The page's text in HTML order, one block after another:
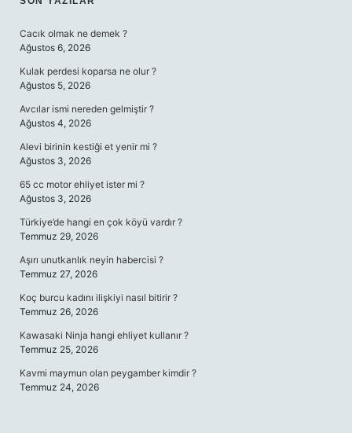
SIDEBAR
Cacık olmak ne demek ?
Ağustos 6, 2026
Kulak perdesi koparsa ne olur ?
Ağustos 5, 2026
Avcılar ismi nereden gelmiştir ?
Ağustos 4, 2026
Alevi birinin kestiği et yenir mi ?
Ağustos 3, 2026
65 cc motor ehliyet ister mi ?
Ağustos 3, 2026
Türkiye’de hangi en çok köyü vardır ?
Temmuz 29, 2026
Aşırı unutkanlık neyin habercisi ?
Temmuz 27, 2026
Koç burcu kadını ilişkiyi nasıl bitirir ?
Temmuz 26, 2026
Kawasaki Ninja hangi ehliyet kullanır ?
Temmuz 25, 2026
Kavmi maymun olan peygamber kimdir ?
Temmuz 24, 2026